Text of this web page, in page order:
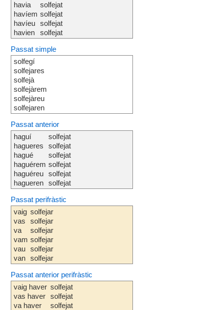
havia
havíem
havíeu
havien
solfejat
solfejat
solfejat
solfejat
Passat simple
solfegí
solfejares
solfejà
solfejàrem
solfejàreu
solfejaren
Passat anterior
haguí
hagueres
hagué
haguérem
haguéreu
hagueren
solfejat
solfejat
solfejat
solfejat
solfejat
solfejat
Passat perifràstic
vaig
vas
va
vam
vau
van
solfejar
solfejar
solfejar
solfejar
solfejar
solfejar
Passat anterior perifràstic
vaig haver
vas haver
va haver
solfejat
solfejat
solfejat